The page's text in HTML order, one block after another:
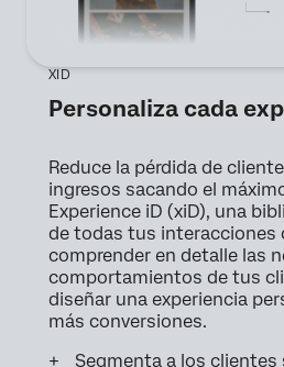
XID
Personaliza cada
Reduce la pérdida de
ingresos sacando el
Experience iD (xiD), una
de todas tus interacciones
comprender en detalle las
comportamientos de tus
diseñar una experiencia
más conversiones.
Segmenta a los